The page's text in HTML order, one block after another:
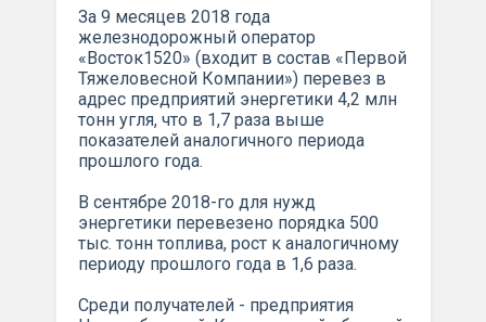
За 9 месяцев 2018 года
железнодорожный оператор
«Восток1520» (входит в состав «Первой
Тяжеловесной Компании») перевез в
адрес предприятий энергетики 4,2 млн
тонн угля, что в 1,7 раза выше
показателей аналогичного периода
прошлого года.
В сентябре 2018-го для нужд
энергетики перевезено порядка 500
тыс. тонн топлива, рост к аналогичному
периоду прошлого года в 1,6 раза.
Среди получателей - предприятия